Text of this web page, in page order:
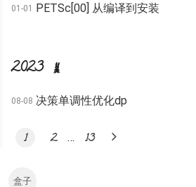
盒子
01-01 PETSc[00] 从编译到安装
2023
08-08 决策单调性优化dp
1 2 … 13